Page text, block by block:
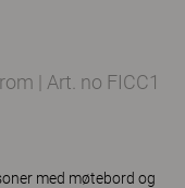
| Art. no FICC1
med møtebord og